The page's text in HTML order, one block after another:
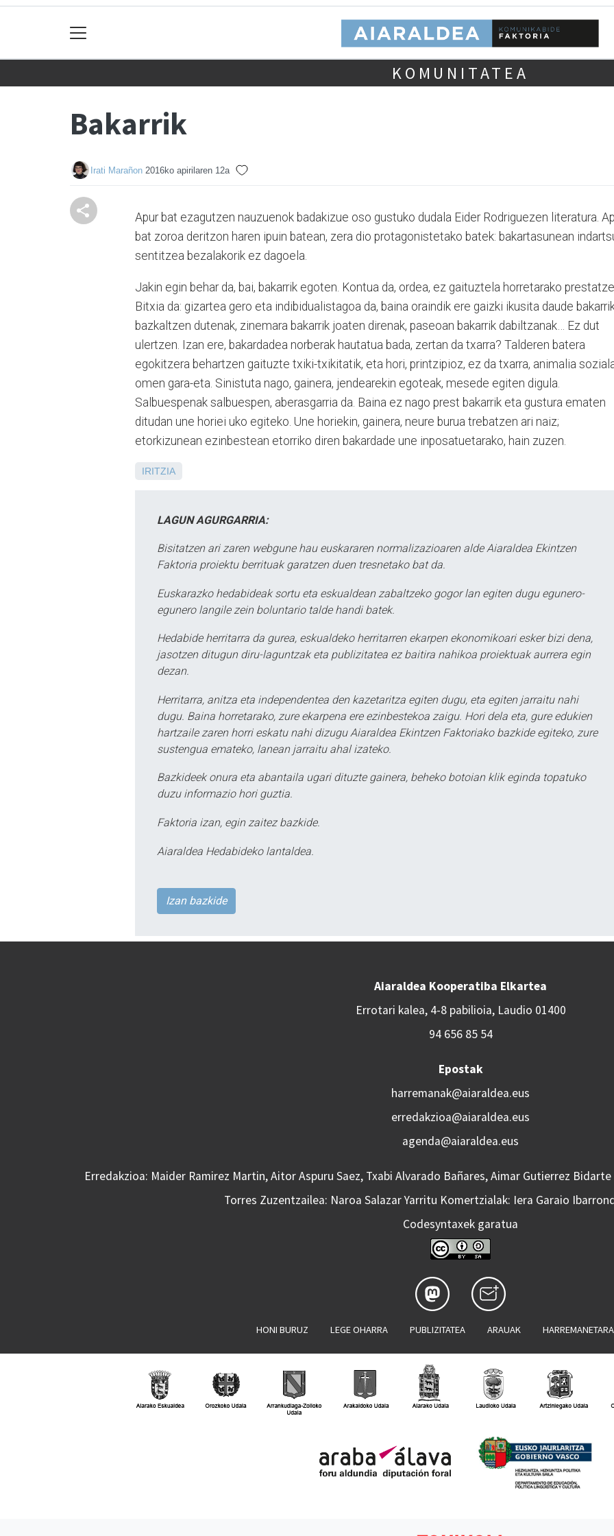
KOMUNITATEA
Bakarrik
Irati Marañon 2016ko apirilaren 12a
Apur bat ezagutzen nauzuenok badakizue oso gustuko dudala Eider Rodriguezen literatura.
bat zoroa deritzon haren ipuin batean, zera dio protagonistetako batek: bakartasunean
sentitzea bezalakorik ez dagoela.
Jakin egin behar da, bai, bakarrik egoten. Kontua da, ordea, ez gaituztela horretarako
Bitxia da: gizartea gero eta indibidualistagoa da, baina oraindik ere gaizki ikusita daude
bazkaltzen dutenak, zinemara bakarrik joaten direnak, paseoan bakarrik dabiltzanak… Ez dut
ulertzen. Izan ere, bakardadea norberak hautatua bada, zertan da txarra? Talderen batera
egokitzera behartzen gaituzte txiki-txikitatik, eta hori, printzipioz, ez da txarra, animalia
omen gara-eta. Sinistuta nago, gainera, jendearekin egoteak, mesede egiten digula.
Salbuespenak salbuespen, aberasgarria da. Baina ez nago prest bakarrik eta gustura ematen
ditudan une horiei uko egiteko. Une horiekin, gainera, neure burua trebatzen ari naiz;
etorkizunean ezinbestean etorriko diren bakardade une inposatuetarako, hain zuzen.
IRITZIA
LAGUN AGURGARRIA:
Bisitatzen ari zaren webgune hau euskararen normalizazioaren alde Aiaraldea Ekintzen
Faktoria proiektu berrituak garatzen duen tresnetako bat da.
Euskarazko hedabideak sortu eta eskualdean zabaltzeko gogor lan egiten dugu egunero-
egunero langile zein boluntario talde handi batek.
Hedabide herritarra da gurea, eskualdeko herritarren ekarpen ekonomikoari esker bizi dena,
jasotzen ditugun diru-laguntzak eta publizitatea ez baitira nahikoa proiektuak aurrera egin
dezan.
Herritarra, anitza eta independentea den kazetaritza egiten dugu, eta egiten jarraitu nahi
dugu. Baina horretarako, zure ekarpena ere ezinbestekoa zaigu. Hori dela eta, gure edukien
hartzaile zaren horri eskatu nahi dizugu Aiaraldea Ekintzen Faktoriako bazkide egiteko, zure
sustengua emateko, lanean jarraitu ahal izateko.
Bazkideek onura eta abantaila ugari dituzte gainera, beheko botoian klik eginda topatuko
duzu informazio hori guztia.
Faktoria izan, egin zaitez bazkide.
Aiaraldea Hedabideko lantaldea.
Izan bazkide
Aiaraldea Kooperatiba Elkartea
Errotari kalea, 4-8 pabilioia, Laudio 01400
94 656 85 54
Epostak
harremanak@aiaraldea.eus
erredakzioa@aiaraldea.eus
agenda@aiaraldea.eus
Erredakzioa: Maider Ramirez Martin, Aitor Aspuru Saez, Txabi Alvarado Bañares, Aimar Gutierrez
Torres Zuzentzailea: Naroa Salazar Yarritu Komertzialak: Iera Garaio
Codesyntaxek garatua
HONI BURUZ LEGE OHARRA PUBLIZITATEA ARAUAK